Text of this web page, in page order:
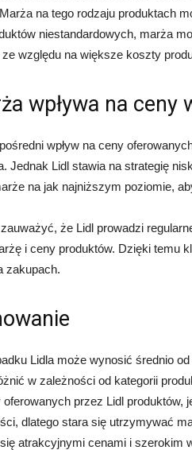
na tego rodzaju produktach
niestandardowych, marża
względu na większe koszty
wpływa na ceny
wpływ na ceny
Jednak Lidl stawia na strategię
na jak najniższym poziomie,
że Lidl prowadzi
i ceny produktów. Dzięki temu
zakupach.
Lidla może wynosić średnio
w zależności od kategorii
oferowanych przez Lidl
dlatego stara się utrzymywać
atrakcyjnymi cenami i szerokim